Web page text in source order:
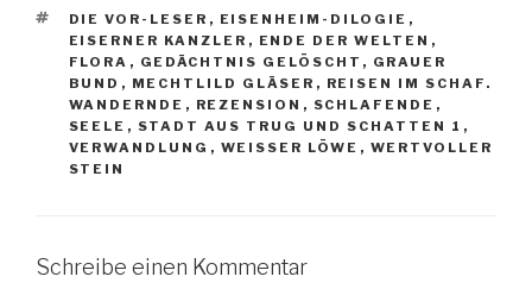
SCHLAGWÖRTER
DIE VOR-LESER , EISENHEIM-DILOGIE ,
EISERNER KANZLER , ENDE DER WELTEN ,
FLORA , GEDÄCHTNIS GELÖSCHT , GRAUER
BUND , MECHTLILD GLÄSER , REISEN IM SCHAF.
WANDERNDE , REZENSION , SCHLAFENDE ,
SEELE , STADT AUS TRUG UND SCHATTEN 1 ,
VERWANDLUNG , WEISSER LÖWE , WERTVOLLER
STEIN
Schreibe einen Kommentar